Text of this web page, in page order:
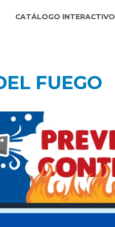
CATÁLOGO INTERACTIVO
FUEGO